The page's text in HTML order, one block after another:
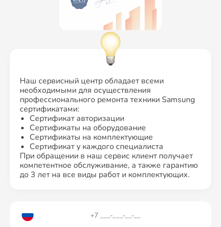
Наш сервисный центр обладает всеми
необходимыми для осуществления
профессионального ремонта техники Samsung
сертификатами:
Сертификат авторизации
Сертификаты на оборудование
Сертификаты на комплектующие
Сертификат у каждого специалиста
При обращении в наш сервис клиент получает
компетентное обслуживание, а также гарантию
до 3 лет на все виды работ и комплектующих.